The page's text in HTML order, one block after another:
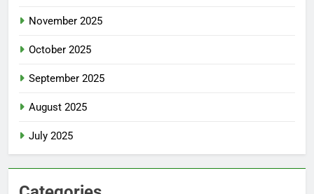
November 2025
October 2025
September 2025
August 2025
July 2025